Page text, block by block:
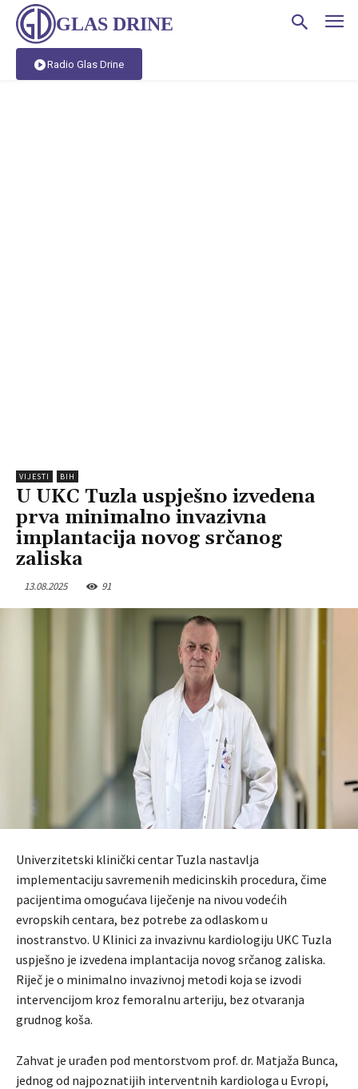
GLAS DRINE
Radio Glas Drine
VIJESTI BIH
U UKC Tuzla uspješno izvedena
prva minimalno invazivna
implantacija novog srčanog
zaliska
13.08.2025 91
Univerzitetski klinički centar Tuzla nastavlja
implementaciju savremenih medicinskih procedura, čime
pacijentima omogućava liječenje na nivou vodećih
evropskih centara, bez potrebe za odlaskom u
inostranstvo. U Klinici za invazivnu kardiologiju UKC Tuzla
uspješno je izvedena implantacija novog srčanog zaliska.
Riječ je o minimalno invazivnoj metodi koja se izvodi
intervencijom kroz femoralnu arteriju, bez otvaranja
grudnog koša.
Zahvat je urađen pod mentorstvom prof. dr. Matjaža Bunca,
jednog od najpoznatijih interventnih kardiologa u Evropi,